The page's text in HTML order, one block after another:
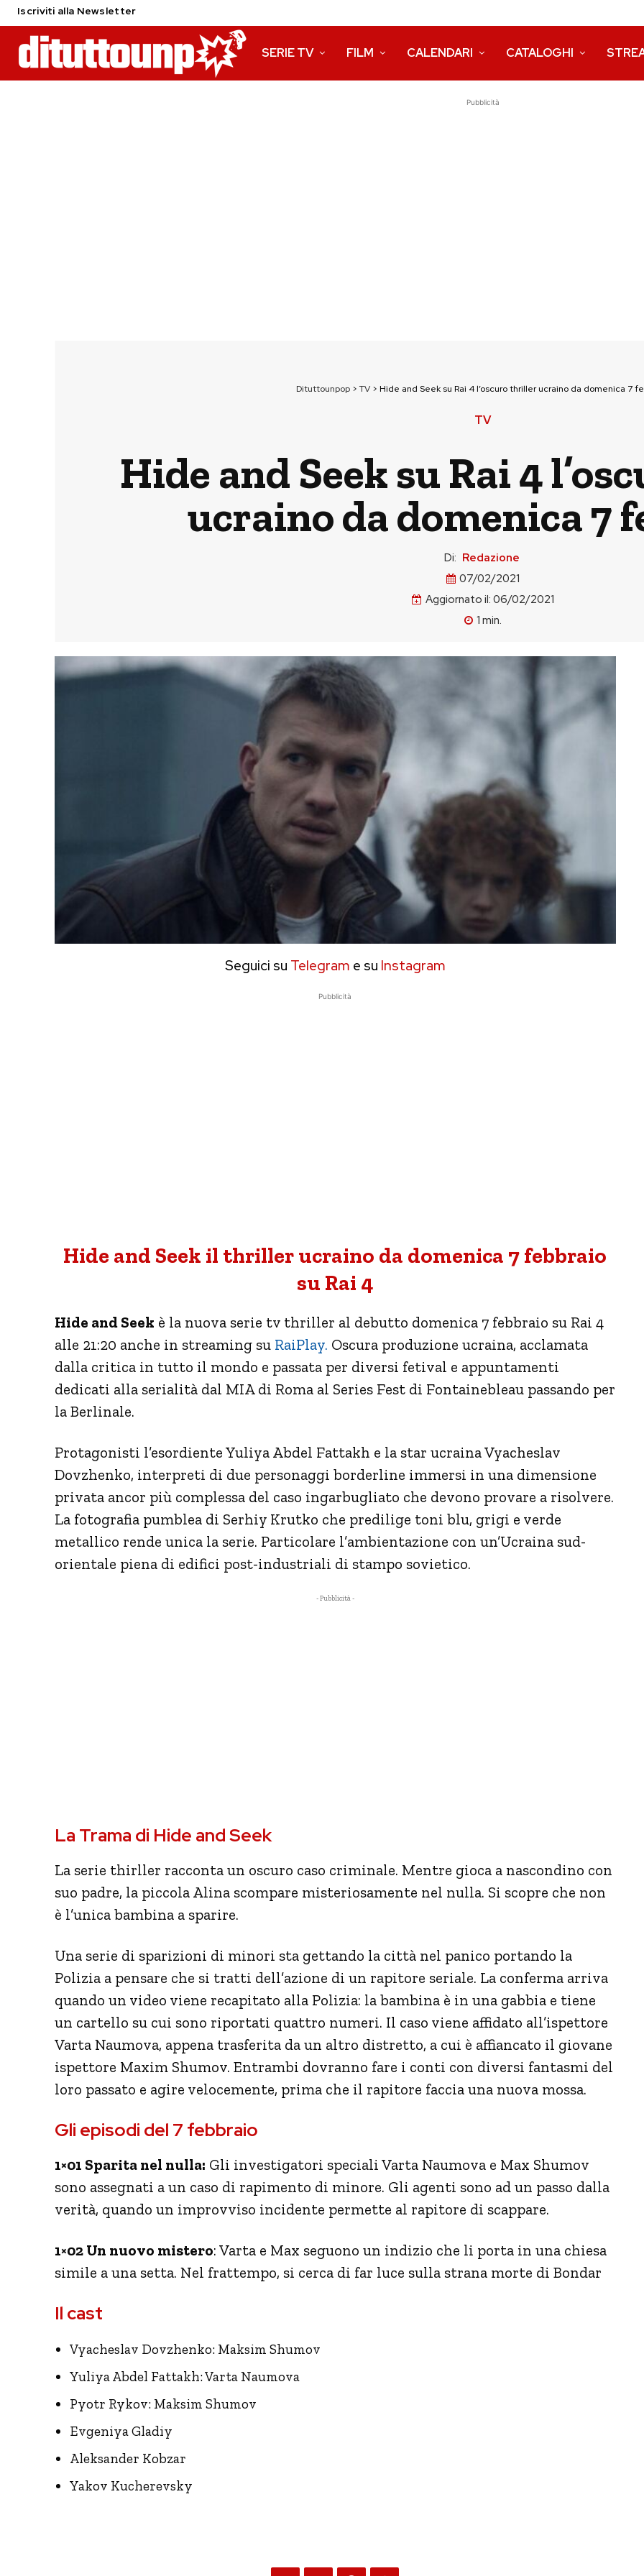
Iscriviti alla Newsletter
SERIE TV FILM CALENDARI CATALOGHI
Pubblicità
Dituttounpop > TV > Hide and Seek su Rai 4 l’oscuro thriller ucraino da domenica 7
TV
Hide and Seek su Rai 4
ucraino da domenica 7
Di: Redazione
07/02/2021
Aggiornato il: 06/02/2021
1 min.
Seguici su Telegram e su Instagram
Pubblicità
Hide and Seek il thriller ucraino da domenica 7 febbraio
su Rai 4
Hide and Seek è la nuova serie tv thriller al debutto domenica 7 febbraio su Rai 4
alle 21:20 anche in streaming su RaiPlay. Oscura produzione ucraina, acclamata
dalla critica in tutto il mondo e passata per diversi fetival e appuntamenti
dedicati alla serialità dal MIA di Roma al Series Fest di Fontainebleau passando per
la Berlinale.
Protagonisti l’esordiente Yuliya Abdel Fattakh e la star ucraina Vyacheslav
Dovzhenko, interpreti di due personaggi borderline immersi in una dimensione
privata ancor più complessa del caso ingarbugliato che devono provare a risolvere.
La fotografia pumblea di Serhiy Krutko che predilige toni blu, grigi e verde
metallico rende unica la serie. Particolare l’ambientazione con un’Ucraina sud-
orientale piena di edifici post-industriali di stampo sovietico.
- Pubblicità -
La Trama di Hide and Seek
La serie thirller racconta un oscuro caso criminale. Mentre gioca a nascondino con
suo padre, la piccola Alina scompare misteriosamente nel nulla. Si scopre che non
è l’unica bambina a sparire.
Una serie di sparizioni di minori sta gettando la città nel panico portando la
Polizia a pensare che si tratti dell’azione di un rapitore seriale. La conferma arriva
quando un video viene recapitato alla Polizia: la bambina è in una gabbia e tiene
un cartello su cui sono riportati quattro numeri. Il caso viene affidato all’ispettore
Varta Naumova, appena trasferita da un altro distretto, a cui è affiancato il giovane
ispettore Maxim Shumov. Entrambi dovranno fare i conti con diversi fantasmi del
loro passato e agire velocemente, prima che il rapitore faccia una nuova mossa.
Gli episodi del 7 febbraio
1×01 Sparita nel nulla: Gli investigatori speciali Varta Naumova e Max Shumov
sono assegnati a un caso di rapimento di minore. Gli agenti sono ad un passo dalla
verità, quando un improvviso incidente permette al rapitore di scappare.
1×02 Un nuovo mistero: Varta e Max seguono un indizio che li porta in una chiesa
simile a una setta. Nel frattempo, si cerca di far luce sulla strana morte di Bondar
Il cast
Vyacheslav Dovzhenko: Maksim Shumov
Yuliya Abdel Fattakh: Varta Naumova
Pyotr Rykov: Maksim Shumov
Evgeniya Gladiy
Aleksander Kobzar
Yakov Kucherevsky